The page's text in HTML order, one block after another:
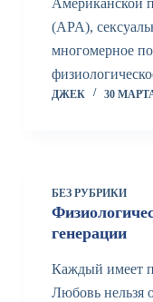
(APA),
многомерное
ДЖЕК 30
БЕЗ РУБРИКИ
генерации
Каждый имеет
Любовь нельзя